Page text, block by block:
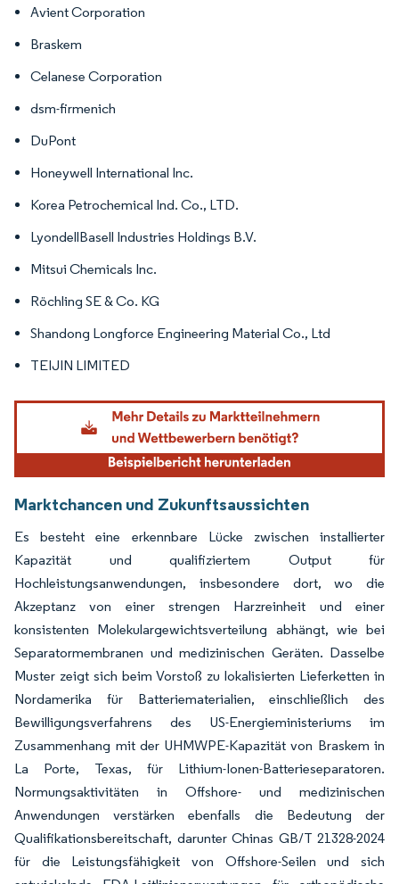
Avient Corporation
Braskem
Celanese Corporation
dsm-firmenich
DuPont
Honeywell International Inc.
Korea Petrochemical Ind. Co., LTD.
LyondellBasell Industries Holdings B.V.
Mitsui Chemicals Inc.
Röchling SE & Co. KG
Shandong Longforce Engineering Material Co., Ltd
TEIJIN LIMITED
Marktchancen und Zukunftsaussichten
Es besteht eine erkennbare Lücke zwischen installierter
Kapazität und qualifiziertem Output für
Hochleistungsanwendungen, insbesondere dort, wo die
Akzeptanz von einer strengen Harzreinheit und einer
konsistenten Molekulargewichtsverteilung abhängt, wie bei
Separatormembranen und medizinischen Geräten. Dasselbe
Muster zeigt sich beim Vorstoß zu lokalisierten Lieferketten in
Nordamerika für Batteriematerialien, einschließlich des
Bewilligungsverfahrens des US-Energieministeriums im
Zusammenhang mit der UHMWPE-Kapazität von Braskem in
La Porte, Texas, für Lithium-Ionen-Batterieseparatoren.
Normungsaktivitäten in Offshore- und medizinischen
Anwendungen verstärken ebenfalls die Bedeutung der
Qualifikationsbereitschaft, darunter Chinas GB/T 21328-2024
für die Leistungsfähigkeit von Offshore-Seilen und sich